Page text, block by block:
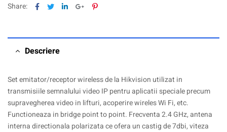
Share: Facebook
TwitterLinkedinGoogle+Pinterest
Descriere
Set emitator/receptor wireless de la Hikvision utilizat in
transmisiile semnalului video IP pentru aplicatii speciale precum
supravegherea video in lifturi, acoperire wireles Wi Fi, etc.
Functioneaza in bridge point to point. Frecventa 2.4 GHz, antena
interna directionala polarizata ce ofera un castig de 7dbi, viteza